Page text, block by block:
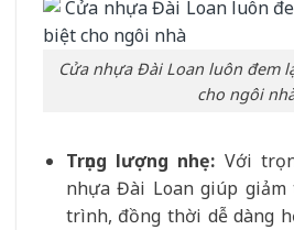
Cửa nhựa Đài Loan luôn đem
cho ngôi
Trọng lượng nhẹ: Với
nhựa Đài Loan giúp giảm
trình, đồng thời dễ dàng